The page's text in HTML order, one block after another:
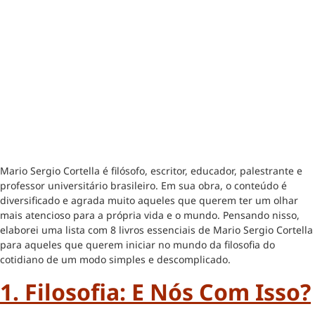
Mario Sergio Cortella é filósofo, escritor, educador, palestrante e
professor universitário brasileiro. Em sua obra, o conteúdo é
diversificado e agrada muito aqueles que querem ter um olhar
mais atencioso para a própria vida e o mundo. Pensando nisso,
elaborei uma lista com 8 livros essenciais de Mario Sergio Cortella
para aqueles que querem iniciar no mundo da filosofia do
cotidiano de um modo simples e descomplicado.
1. Filosofia: E Nós Com Isso?